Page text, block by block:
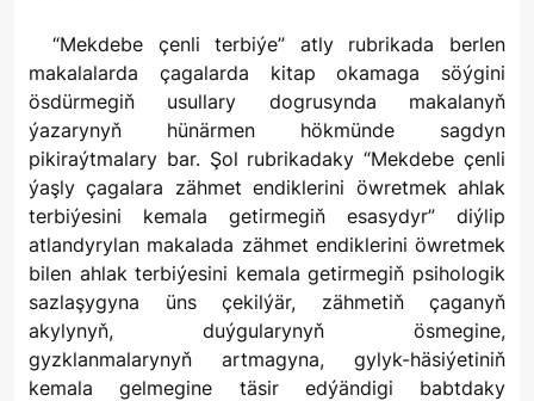
“Mekdebe çenli terbiýe” atly rubrikada berlen
makalalarda çagalarda kitap okamaga söýgini
ösdürmegiň usullary dogrusynda makalanyň
ýazarynyň hünärmen hökmünde sagdyn
pikiraýtmalary bar. Şol rubrikadaky “Mekdebe çenli
ýaşly çagalara zähmet endiklerini öwretmek ahlak
terbiýesini kemala getirmegiň esasydyr” diýlip
atlandyrylan makalada zähmet endiklerini öwretmek
bilen ahlak terbiýesini kemala getirmegiň psihologik
sazlaşygyna üns çekilýär, zähmetiň çaganyň
akylynyň, duýgularynyň ösmegine,
gyzklanmalarynyň artmagyna, gylyk-häsiýetiniň
kemala gelmegine täsir edýändigi babtdaky